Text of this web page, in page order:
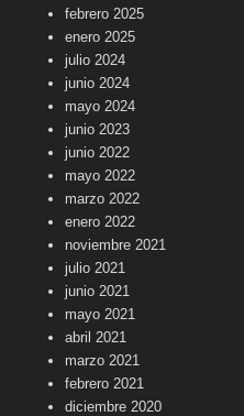
febrero 2025
enero 2025
julio 2024
junio 2024
mayo 2024
junio 2023
junio 2022
mayo 2022
marzo 2022
enero 2022
noviembre 2021
julio 2021
junio 2021
mayo 2021
abril 2021
marzo 2021
febrero 2021
diciembre 2020